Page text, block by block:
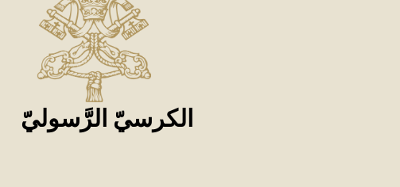
الكرسيّ الرَّسوليّ